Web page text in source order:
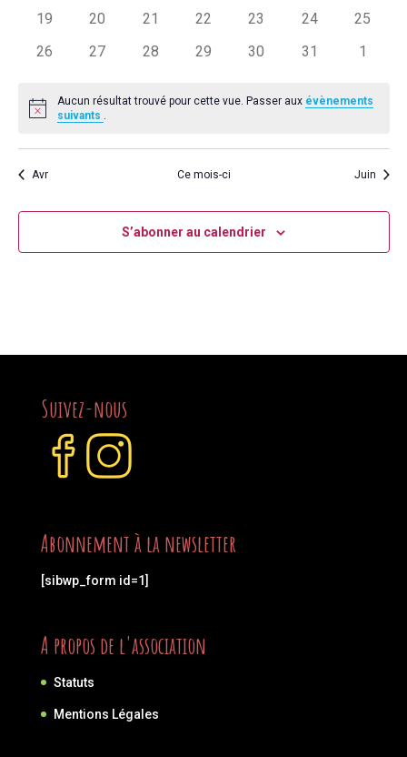
0
19
0
20
0
21
0
22
0
23
0
24
0
25
0
26
0
27
0
28
0
29
0
30
0
31
0
1
Notice
Aucun résultat trouvé pour cette vue. Passer aux évènements
suivants .
Avr Ce mois-ci Juin
S’abonner au calendrier
Suivez-nous
Abonnement à la newsletter
[sibwp_form id=1]
A propos de l'association
Statuts
Mentions Légales